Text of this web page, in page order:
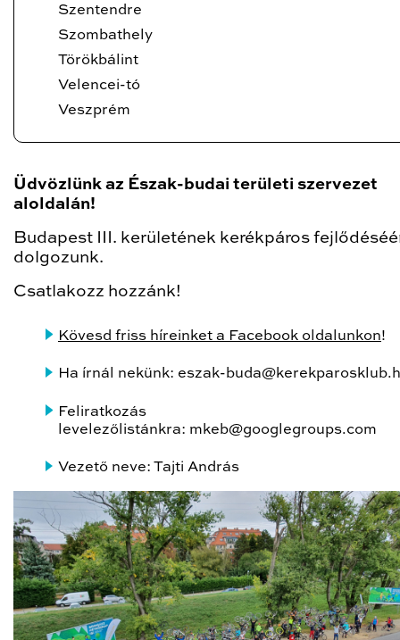
Szentendre
Szombathely
Törökbálint
Velencei-tó
Veszprém
Üdvözlünk az Észak-budai területi szervezet
aloldalán!
Budapest III. kerületének kerékpáros
dolgozunk.
Csatlakozz hozzánk!
Kövesd friss híreinket a Facebook oldalunkon!
Ha írnál nekünk: eszak-
Feliratkozás
levelezőlistánkra: mkeb@googlegroups.com
Vezető neve: Tajti András